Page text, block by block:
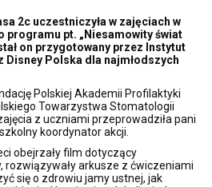
2c uczestniczyła w zajęciach w
pt. „Niesamowity świat
on przygotowany przez Instytut
Disney Polska dla najmłodszych
Polskiej Akademii Profilaktyki
Towarzystwa Stomatologii
z uczniami przeprowadziła pani
koordynator akcji.
obejrzały film dotyczący
rozwiązywały arkusze z ćwiczeniami
się o zdrowiu jamy ustnej, jak